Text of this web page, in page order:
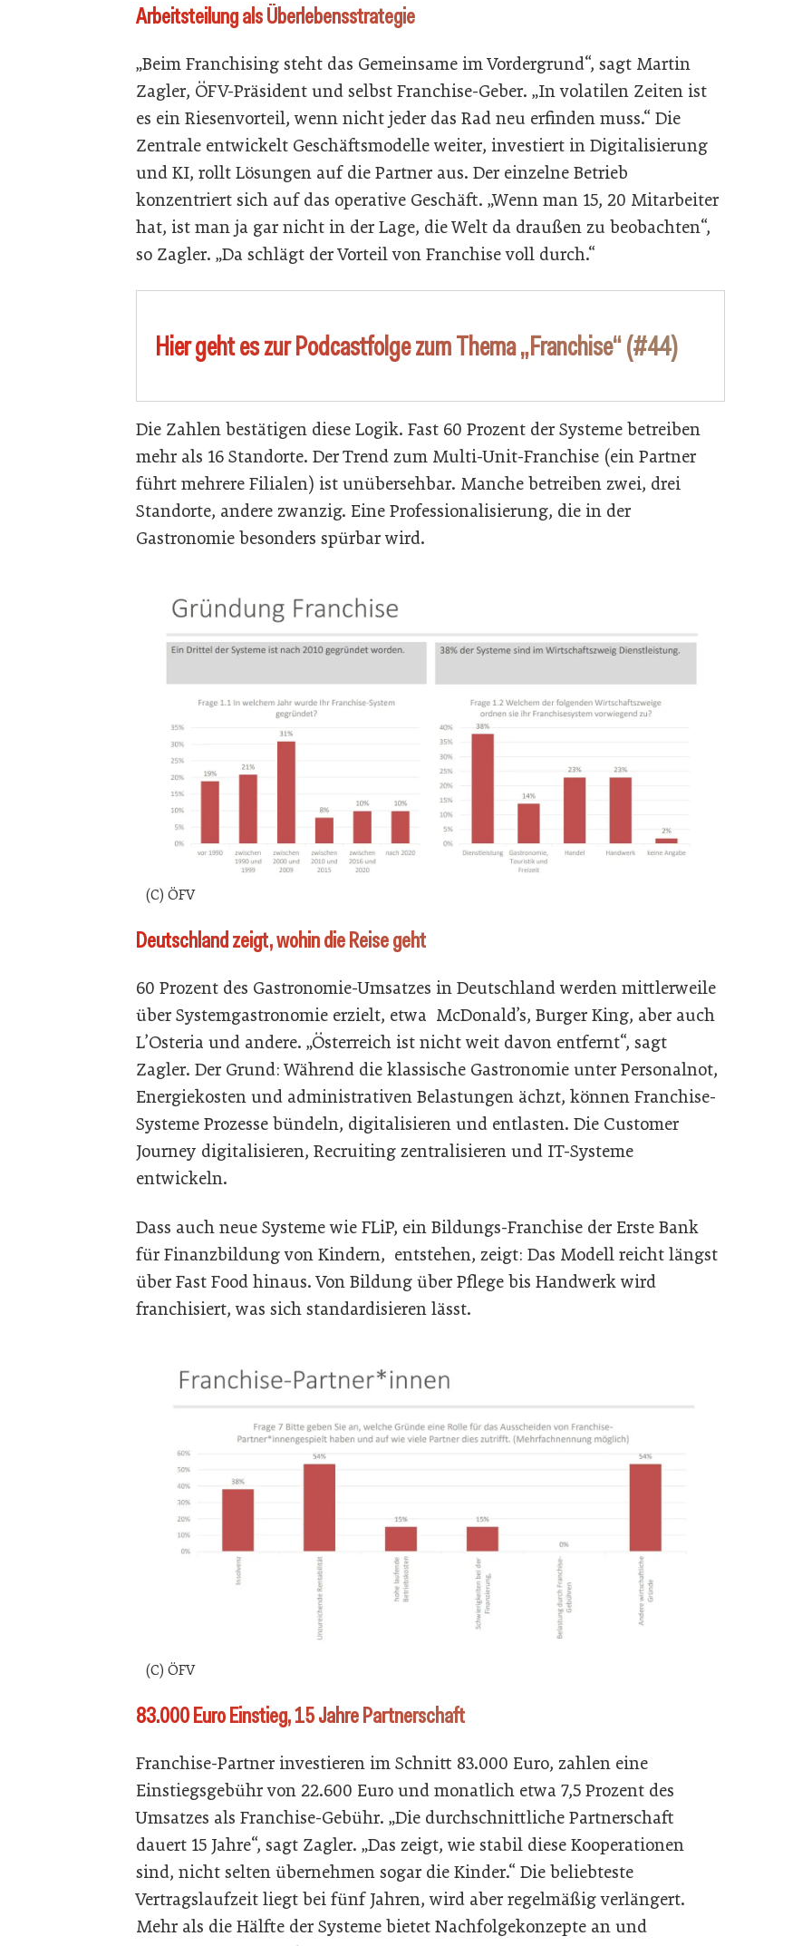
Arbeitsteilung als Überlebensstrategie
„Beim Franchising steht das Gemeinsame im Vordergrund“, sagt Martin
Zagler, ÖFV-Präsident und selbst Franchise-Geber. „In volatilen Zeiten ist
es ein Riesenvorteil, wenn nicht jeder das Rad neu erfinden muss.“ Die
Zentrale entwickelt Geschäftsmodelle weiter, investiert in Digitalisierung
und KI, rollt Lösungen auf die Partner aus. Der einzelne Betrieb
konzentriert sich auf das operative Geschäft. „Wenn man 15, 20 Mitarbeiter
hat, ist man ja gar nicht in der Lage, die Welt da draußen zu beobachten“,
so Zagler. „Da schlägt der Vorteil von Franchise voll durch.“
Hier geht es zur Podcastfolge zum Thema „Franchise“ (#44)
Die Zahlen bestätigen diese Logik. Fast 60 Prozent der Systeme betreiben
mehr als 16 Standorte. Der Trend zum Multi-Unit-Franchise (ein Partner
führt mehrere Filialen) ist unübersehbar. Manche betreiben zwei, drei
Standorte, andere zwanzig. Eine Professionalisierung, die in der
Gastronomie besonders spürbar wird.
(C) ÖFV
Deutschland zeigt, wohin die Reise geht
60 Prozent des Gastronomie-Umsatzes in Deutschland werden mittlerweile
über Systemgastronomie erzielt, etwa McDonald’s, Burger King, aber auch
L’Osteria und andere. „Österreich ist nicht weit davon entfernt“, sagt
Zagler. Der Grund: Während die klassische Gastronomie unter Personalnot,
Energiekosten und administrativen Belastungen ächzt, können Franchise-
Systeme Prozesse bündeln, digitalisieren und entlasten. Die Customer
Journey digitalisieren, Recruiting zentralisieren und IT-Systeme
entwickeln.
Dass auch neue Systeme wie FLiP, ein Bildungs-Franchise der Erste Bank
für Finanzbildung von Kindern, entstehen, zeigt: Das Modell reicht längst
über Fast Food hinaus. Von Bildung über Pflege bis Handwerk wird
franchisiert, was sich standardisieren lässt.
(C) ÖFV
83.000 Euro Einstieg, 15 Jahre Partnerschaft
Franchise-Partner investieren im Schnitt 83.000 Euro, zahlen eine
Einstiegsgebühr von 22.600 Euro und monatlich etwa 7,5 Prozent des
Umsatzes als Franchise-Gebühr. „Die durchschnittliche Partnerschaft
dauert 15 Jahre“, sagt Zagler. „Das zeigt, wie stabil diese Kooperationen
sind, nicht selten übernehmen sogar die Kinder.“ Die beliebteste
Vertragslaufzeit liegt bei fünf Jahren, wird aber regelmäßig verlängert.
Mehr als die Hälfte der Systeme bietet Nachfolgekonzepte an und